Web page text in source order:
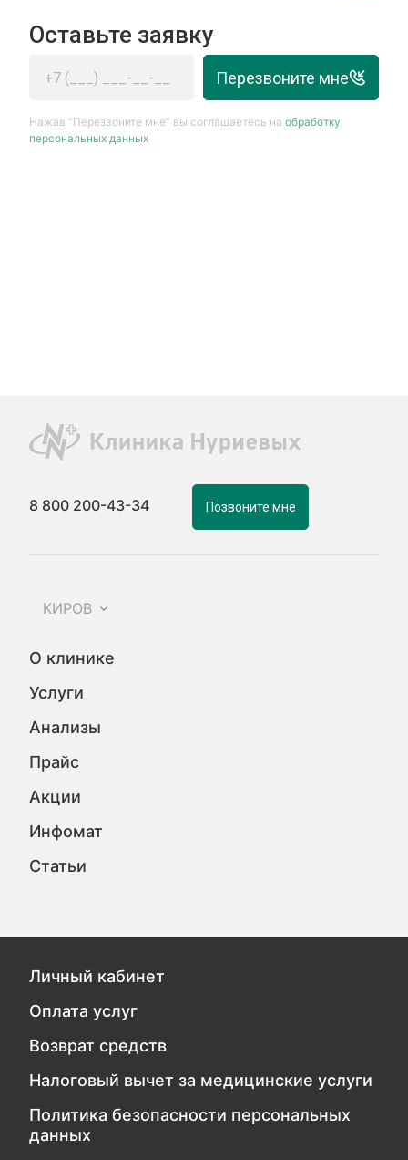
Оставьте заявку
Перезвоните мне
Нажав “Перезвоните мне” вы соглашаетесь наобработку
персональных данных
8 800 200-43-34 Позвоните мне
КИРОВ
О клинике
Услуги
Анализы
Прайс
Акции
Инфомат
Статьи
Личный кабинет
Оплата услуг
Возврат средств
Налоговый вычет за медицинские услуги
Политика безопасности персональных
данных